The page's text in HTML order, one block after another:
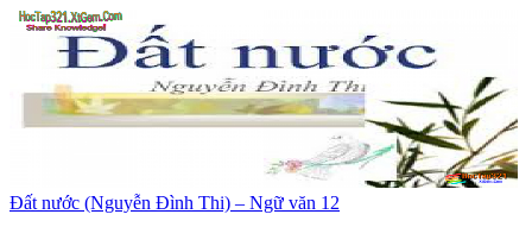
Đất nước (Nguyễn Đình Thi) – Ngữ văn 12